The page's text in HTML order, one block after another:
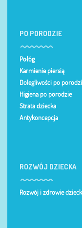
PO PORODZIE
Połóg
Karmienie piersią
Dolegliwości po
Higiena po porodzie
Strata dziecka
Antykoncepcja
ROZWÓJ DZIECKA
Rozwój i zdrowie